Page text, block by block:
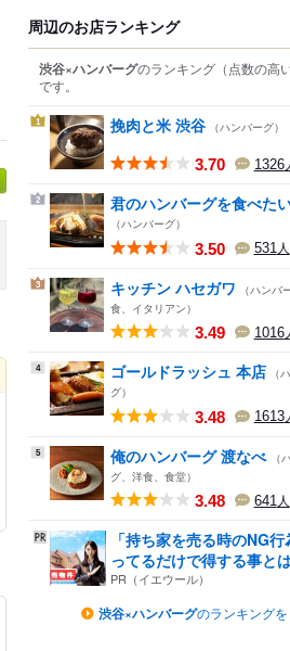
周辺のお店ランキング
渋谷×ハンバーグのランキング （点数の高
です。
1 挽肉と米 渋谷 （ハンバーグ）
3.70 1326
2 君のハンバーグを食べた
（ハンバーグ）
3.50 531人
3 キッチン ハセガワ
（ハンバ
食、イタリアン）
3.49 1016
4 ゴールドラッシュ 本店 （
グ）
3.48 1613
5 俺のハンバーグ 渡なべ （
グ、洋食、食堂）
3.48 641 人
「持ち家を売る時のNG
ってるだけで得する事と
PR（イエウール）
渋谷×ハンバーグのランキング